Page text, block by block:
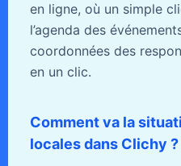
en ligne, où un simple
l’agenda des
coordonnées des
en un clic.
Comment va la
locales dans Clichy ?